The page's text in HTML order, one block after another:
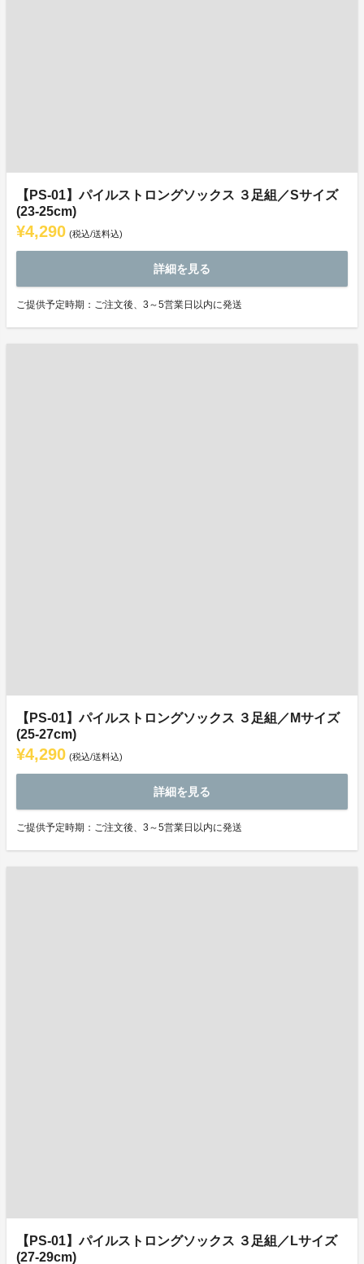
【PS-01】パイルストロングソックス ３足組／Sサイズ
(23-25cm)
¥4,290 (税込/送料込)
詳細を見る
ご提供予定時期：ご注文後、3～5営業日以内に発送
【PS-01】パイルストロングソックス ３足組／Mサイズ
(25-27cm)
¥4,290 (税込/送料込)
詳細を見る
ご提供予定時期：ご注文後、3～5営業日以内に発送
【PS-01】パイルストロングソックス ３足組／Lサイズ
(27-29cm)